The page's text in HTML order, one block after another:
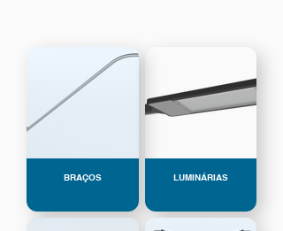
BRAÇOS LUMINÁRIAS